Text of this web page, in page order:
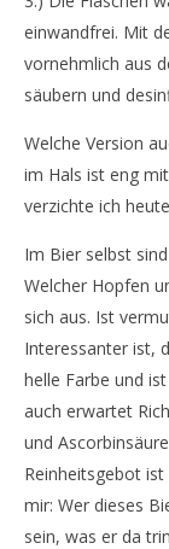
einwandfrei. Mit
vornehmlich aus
säubern und
Welche Version
im Hals ist eng
verzichte ich
Im Bier selbst
Welcher Hopfen
sich aus. Ist
Interessanter ist,
helle Farbe und
auch erwartet
und
Reinheitsgebot
mir: Wer dieses
sein, was er da